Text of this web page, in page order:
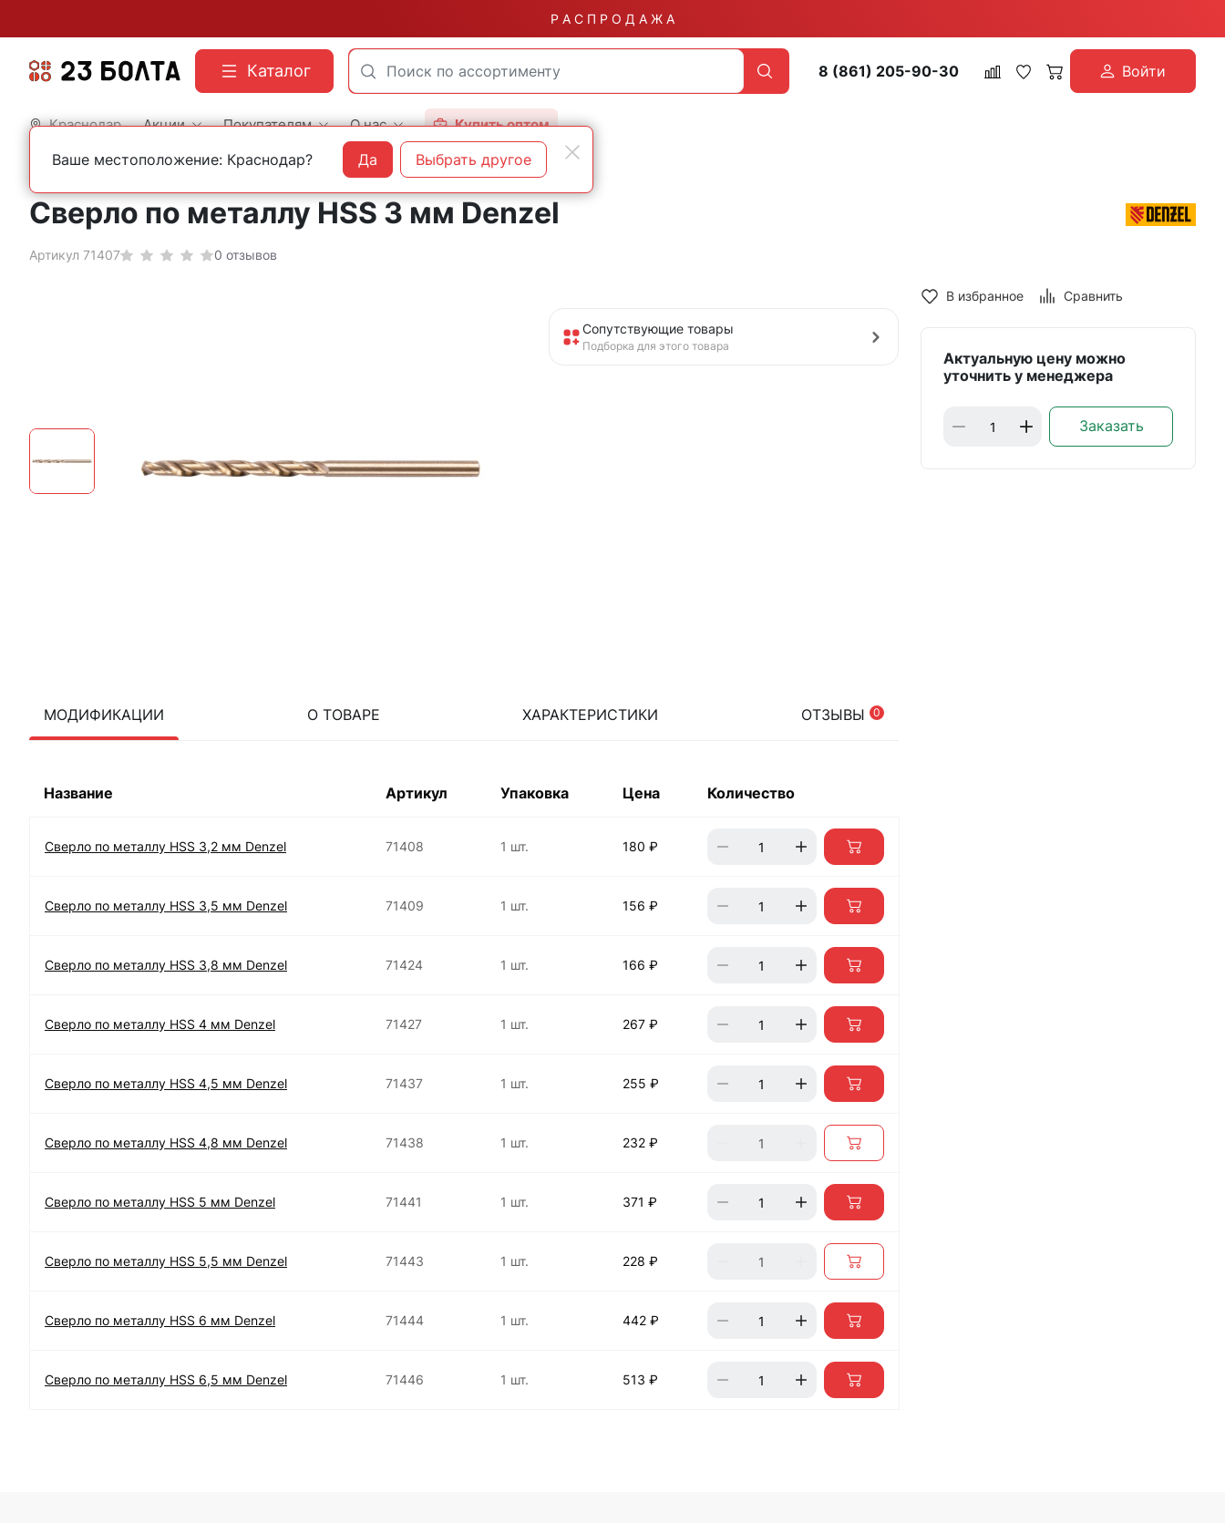
Р А С П Р О Д А Ж А
Каталог 8 (861) 205-90-30 Войти
Краснодар Акции Покупателям О нас Купить оптом
Главная Оснастка Сверла По металлу Кобальтовые
Сверло по металлу HSS 3 мм Denzel
Артикул 71407 0 отзывов
Сопутствующие товары
Подборка для этого товара
МОДИФИКАЦИИ О ТОВАРЕ ХАРАКТЕРИСТИКИ ОТЗЫВЫ 0
Название Артикул Упаковка Цена Количество
Сверло по металлу HSS 3,2 мм Denzel 71408 1 шт. 180 ₽
Сверло по металлу HSS 3,5 мм Denzel 71409 1 шт. 156 ₽
Сверло по металлу HSS 3,8 мм Denzel 71424 1 шт. 166 ₽
Сверло по металлу HSS 4 мм Denzel 71427 1 шт. 267 ₽
Сверло по металлу HSS 4,5 мм Denzel 71437 1 шт. 255 ₽
Сверло по металлу HSS 4,8 мм Denzel 71438 1 шт. 232 ₽
Сверло по металлу HSS 5 мм Denzel 71441 1 шт. 371 ₽
Сверло по металлу HSS 5,5 мм Denzel 71443 1 шт. 228 ₽
Сверло по металлу HSS 6 мм Denzel 71444 1 шт. 442 ₽
Сверло по металлу HSS 6,5 мм Denzel 71446 1 шт. 513 ₽
В избранное Сравнить
Актуальную цену можно
уточнить у менеджера
Заказать
Ваше местоположение: Краснодар? Да Выбрать другое